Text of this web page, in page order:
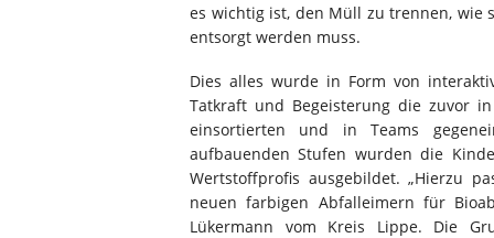
es wichtig ist, den Müll zu trennen, wie
entsorgt werden muss.
Dies alles wurde in Form von
Tatkraft und Begeisterung die zuvor
einsortierten und in Teams
aufbauenden Stufen wurden die
Wertstoffprofis ausgebildet. „Hierzu
neuen farbigen Abfalleimern für
Lükermann vom Kreis Lippe. Die